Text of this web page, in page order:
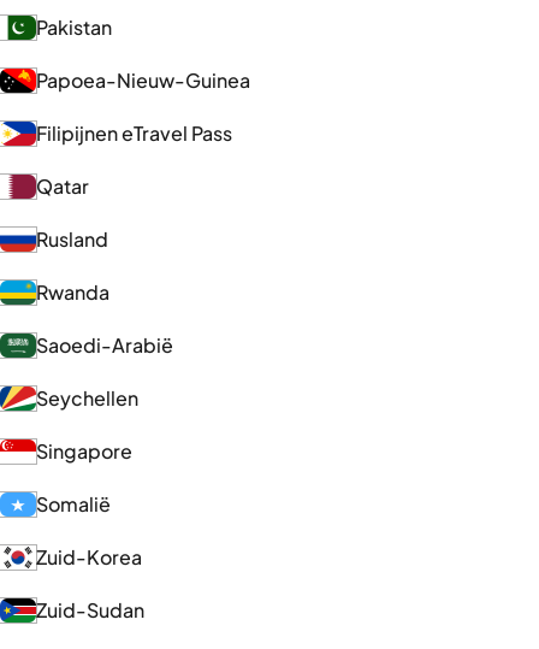
Pakistan
Papoea-Nieuw-Guinea
Filipijnen eTravel Pass
Qatar
Rusland
Rwanda
Saoedi-Arabië
Seychellen
Singapore
Somalië
Zuid-Korea
Zuid-Sudan